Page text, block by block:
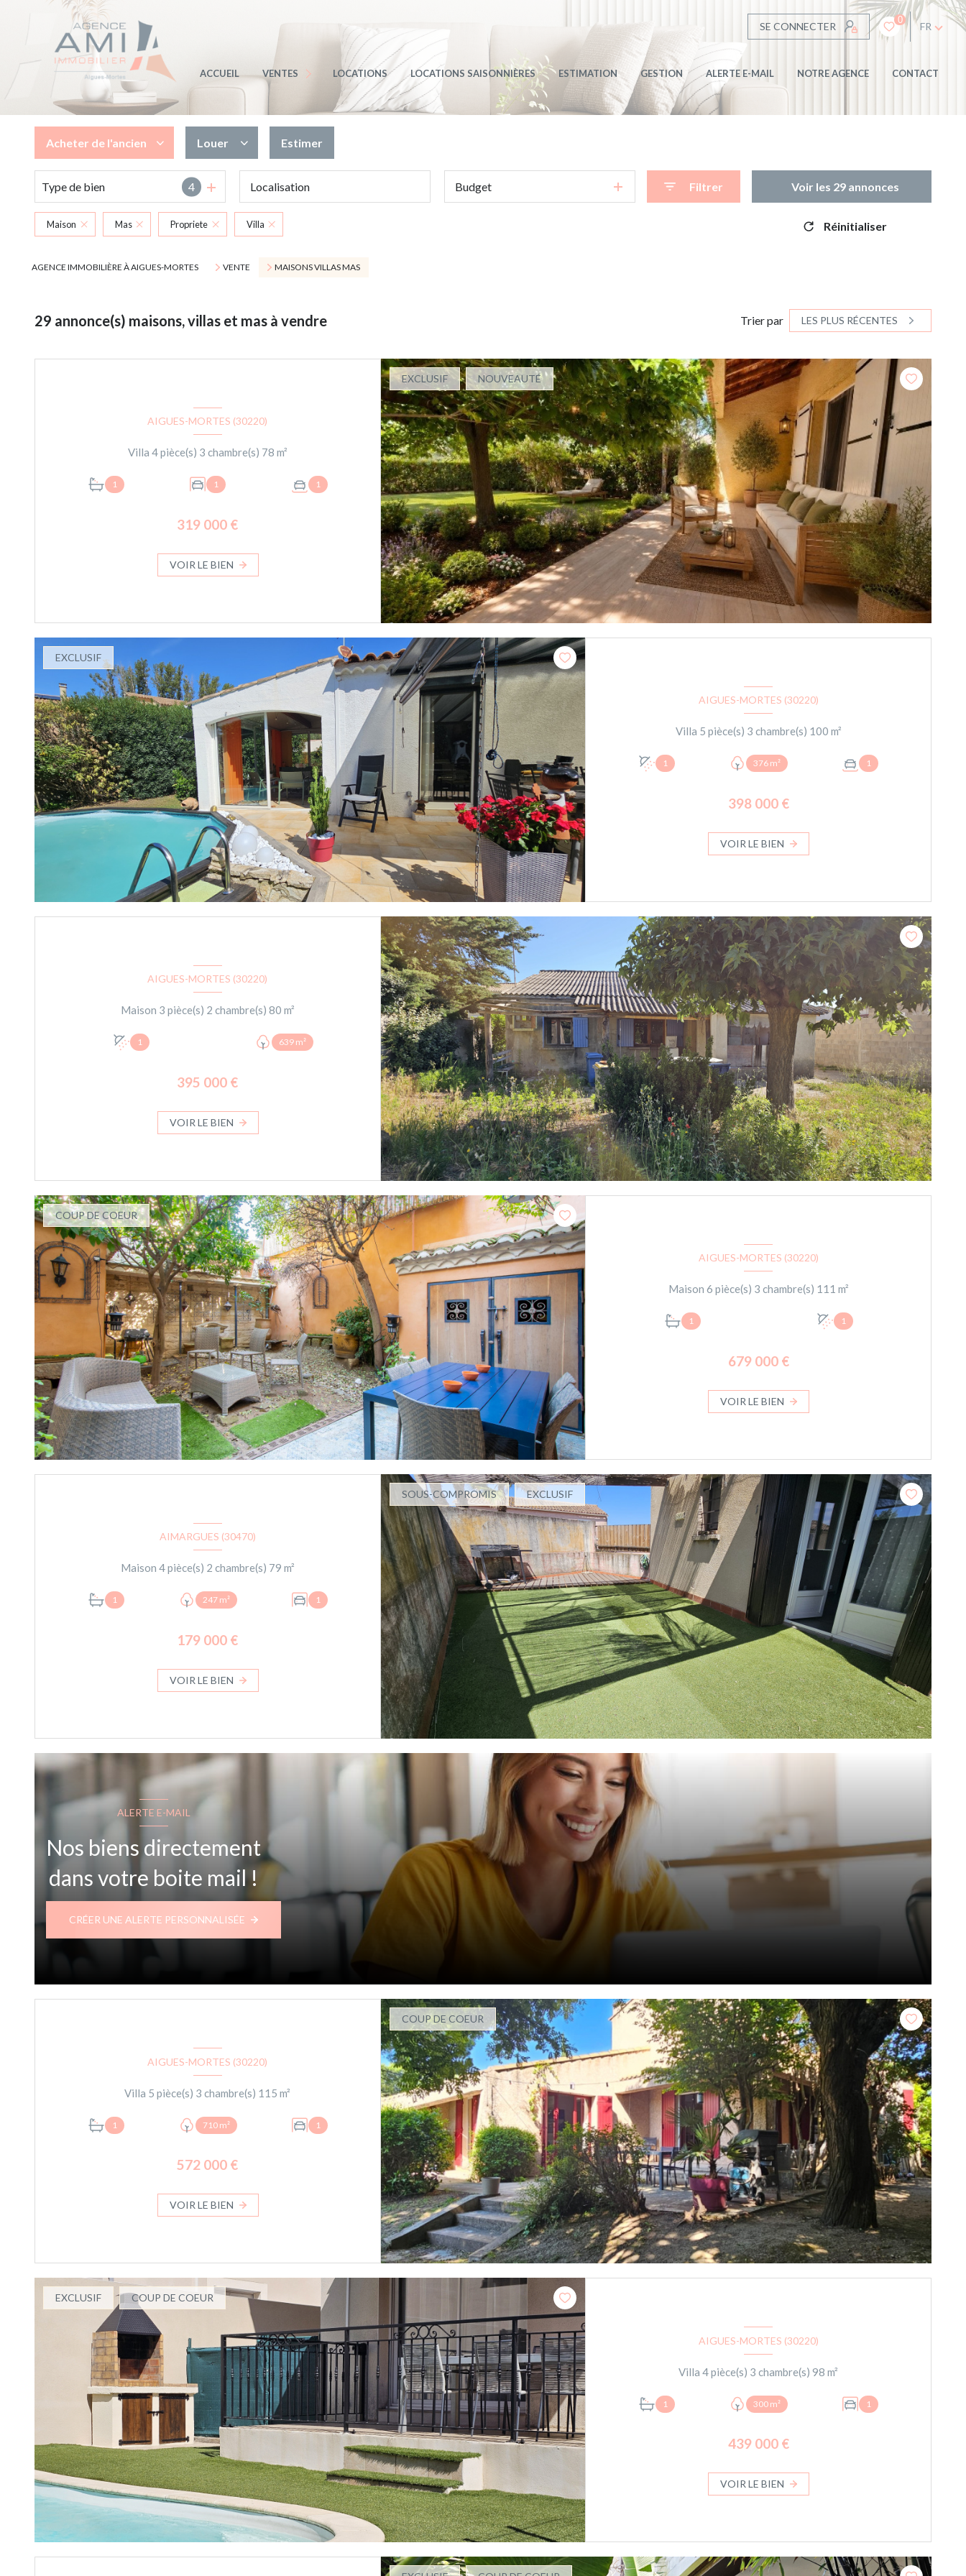
SE CONNECTER
0
FR
ACCUEIL VENTES
MAISONS / VILLAS / MAS
APPARTEMENTS
TERRAINS
MARINAS
AUTRES BIENS VENDUS
LOCATIONS LOCATIONS SAISONNIÈRES ESTIMATION GESTION ALERTE E-MAIL NOTRE AGENCE CONTACT
Acheter de l'ancien
de l'ancien
de l'immo pro
Louer
à l'année
en saisonnier
de l'immo pro
Estimer
Type de bien 4 Budget Filtrer Voir les 29 annonces
Maison Mas Propriete Villa Réinitialiser
AGENCE IMMOBILIÈRE À AIGUES-MORTES VENTE MAISONS VILLAS MAS
29 annonce(s) maisons, villas et mas à vendre Trier par LES PLUS RÉCENTES
EXCLUSIF NOUVEAUTÉ
AIGUES-MORTES (30220)
Villa 4 pièce(s) 3 chambre(s) 78 m²
1 1 1
319 000 €
VOIR LE BIEN
EXCLUSIF
AIGUES-MORTES (30220)
Villa 5 pièce(s) 3 chambre(s) 100 m²
1 376 m² 1
398 000 €
VOIR LE BIEN
AIGUES-MORTES (30220)
Maison 3 pièce(s) 2 chambre(s) 80 m²
1 639 m²
395 000 €
VOIR LE BIEN
COUP DE COEUR
AIGUES-MORTES (30220)
Maison 6 pièce(s) 3 chambre(s) 111 m²
1 1
679 000 €
VOIR LE BIEN
SOUS-COMPROMIS EXCLUSIF
AIMARGUES (30470)
Maison 4 pièce(s) 2 chambre(s) 79 m²
1 247 m² 1
179 000 €
VOIR LE BIEN
ALERTE E-MAIL
Nos biens directement
dans votre boite mail !
CRÉER UNE ALERTE PERSONNALISÉE
COUP DE COEUR
AIGUES-MORTES (30220)
Villa 5 pièce(s) 3 chambre(s) 115 m²
1 710 m² 1
572 000 €
VOIR LE BIEN
EXCLUSIF COUP DE COEUR
AIGUES-MORTES (30220)
Villa 4 pièce(s) 3 chambre(s) 98 m²
1 300 m² 1
439 000 €
VOIR LE BIEN